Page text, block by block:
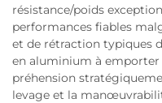
résistance/poids
performances fiables
et de rétraction typiques
en aluminium à emporter
préhension
levage et la